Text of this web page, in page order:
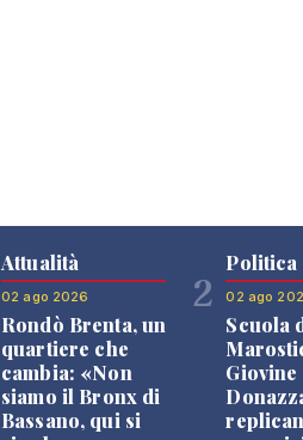
Attualità
02 ago 2026
Rondò Brenta, un
quartiere che
cambia: «Non
siamo il Bronx di
Bassano, qui si
2
Politica
02 ago
Scuola
Giovine